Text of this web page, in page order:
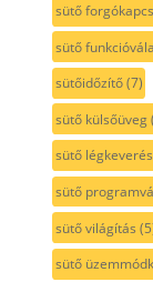
sütő
sütő
sütőidőzítő(7)
sütő külsőüveg
sütő
sütő
sütő világítás
sütő